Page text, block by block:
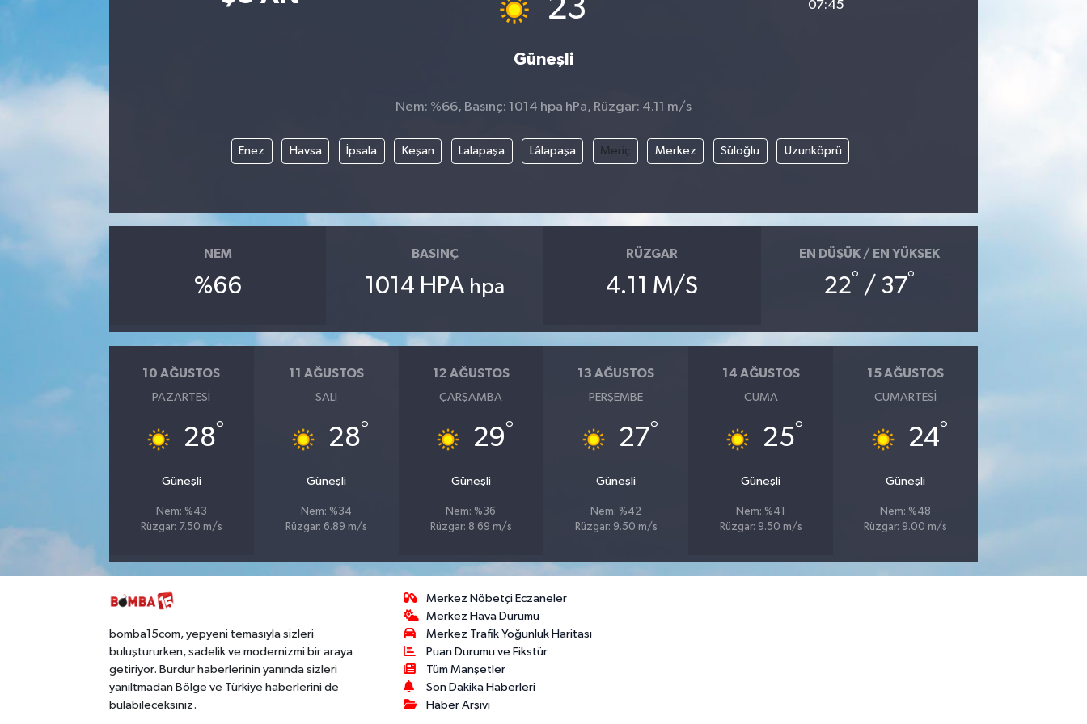
23
Güneşli
07:45
Nem: %66, Basınç: 1014 hpa hPa, Rüzgar: 4.11 m/s
Enez Havsa İpsala Keşan Lalapaşa Lâlapaşa Meriç Merkez Süloğlu Uzunköprü
NEM
%66
BASINÇ
1014 HPA hpa
RÜZGAR
4.11 M/S
EN DÜŞÜK / EN YÜKSEK
22° / 37°
10 AĞUSTOS
PAZARTESI
28°
Güneşli
Nem: %43
Rüzgar: 7.50 m/s
11 AĞUSTOS
SALI
28°
Güneşli
Nem: %34
Rüzgar: 6.89 m/s
12 AĞUSTOS
ÇARŞAMBA
29°
Güneşli
Nem: %36
Rüzgar: 8.69 m/s
13 AĞUSTOS
PERŞEMBE
27°
Güneşli
Nem: %42
Rüzgar: 9.50 m/s
14 AĞUSTOS
CUMA
25°
Güneşli
Nem: %41
Rüzgar: 9.50 m/s
15 AĞUSTOS
CUMARTESI
24°
Güneşli
Nem: %48
Rüzgar: 9.00 m/s
bomba15com, yepyeni temasıyla sizleri
buluştururken, sadelik ve modernizmi bir araya
getiriyor. Burdur haberlerinin yanında sizleri
yanıltmadan Bölge ve Türkiye haberlerini de
bulabileceksiniz.
Merkez Nöbetçi Eczaneler
Merkez Hava Durumu
Merkez Trafik Yoğunluk Haritası
Puan Durumu ve Fikstür
Tüm Manşetler
Son Dakika Haberleri
Haber Arşivi